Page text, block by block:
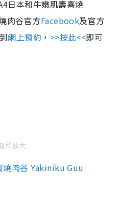
日本和牛嫩肌壽喜燒
肉谷官方Facebook及官方
網上預約 ， >>按此<<即可
片放大
燒肉谷 Yakiniku Guu